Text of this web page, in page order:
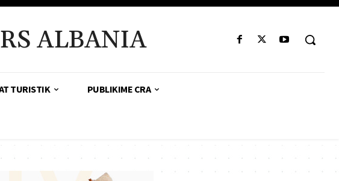
ALBANIA
TURISTIK PUBLIKIME CRA